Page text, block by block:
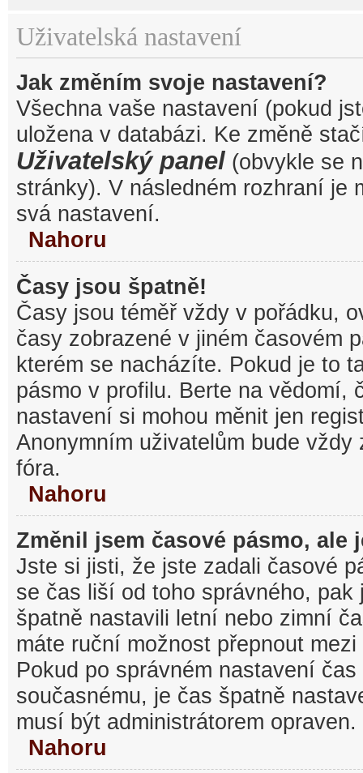
Uživatelská nastavení
Jak změním svoje nastavení?
Všechna vaše nastavení (pokud
uložena v databázi. Ke změně
Uživatelský panel (obvykle se
stránky). V následném rozhraní je
svá nastavení.
Nahoru
Časy jsou špatně!
Časy jsou téměř vždy v pořádku,
časy zobrazené v jiném časovém
kterém se nacházíte. Pokud je to
pásmo v profilu. Berte na vědomí,
nastavení si mohou měnit jen
Anonymním uživatelům bude
fóra.
Nahoru
Změnil jsem časové pásmo, ale
Jste si jisti, že jste zadali časové
se čas liší od toho správného, pak
špatně nastavili letní nebo zimní
máte ruční možnost přepnout
Pokud po správném nastavení
současnému, je čas špatně
musí být administrátorem opraven.
Nahoru